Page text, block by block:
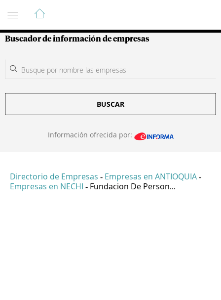
Guía de Empresas Colombianas
Buscador de información de empresas
BUSCAR
Información ofrecida por:
Directorio de Empresas - Empresas en ANTIOQUIA -
Empresas en NECHI - Fundacion De Person...